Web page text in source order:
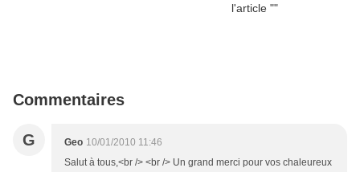
Commentaires
G Geo 10/01/2010 11:46
Salut à tous,<br /> <br /> Un grand merci pour vos chaleureux